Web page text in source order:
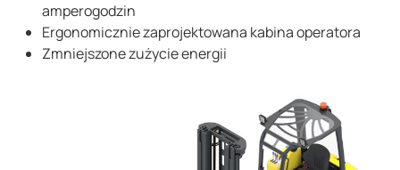
amperogodzin
Ergonomicznie zaprojektowana kabina operatora
Zmniejszone zużycie energii